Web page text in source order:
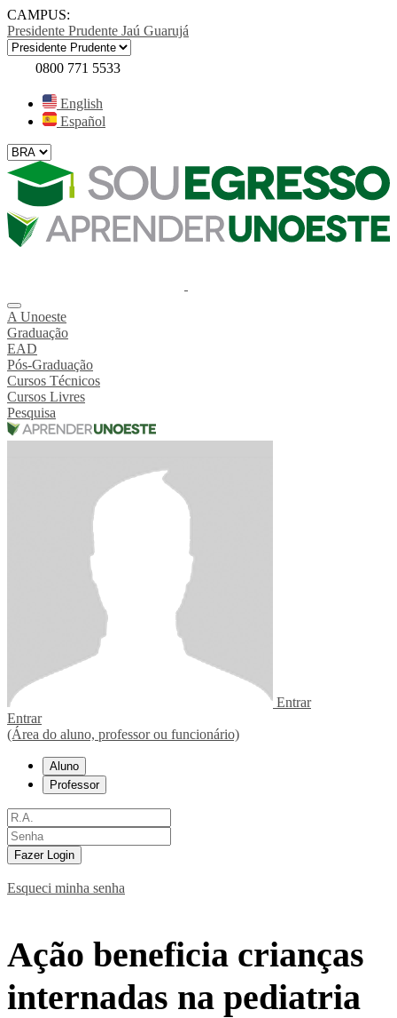
CAMPUS:
Presidente Prudente Jaú Guarujá
0800 771 5533
English
Español
A Unoeste
Graduação
EAD
Pós-Graduação
Cursos Técnicos
Cursos Livres
Pesquisa
Entrar
Entrar
(Área do aluno, professor ou funcionário)
Aluno
Professor
Fazer Login
Esqueci minha senha
Ação beneficia crianças
internadas na pediatria